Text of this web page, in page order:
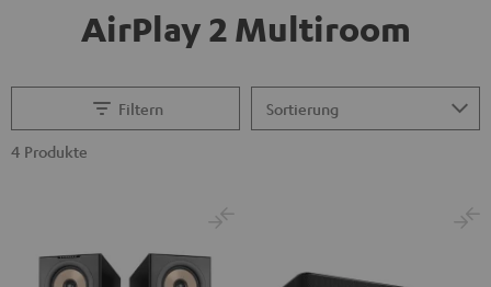
AirPlay 2 Multiroom
Filtern
4 Produkte